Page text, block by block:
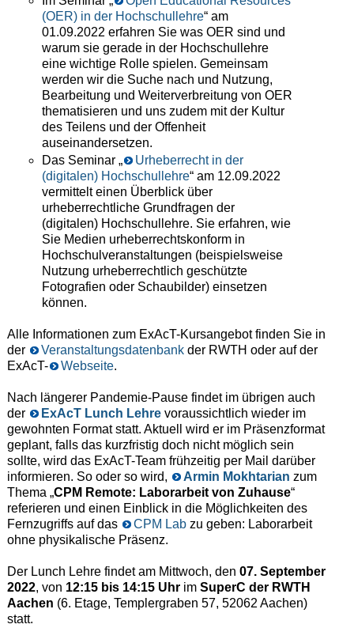
(OER) in der Hochschullehre“ am
01.09.2022 erfahren Sie was OER sind und
warum sie gerade in der Hochschullehre
eine wichtige Rolle spielen. Gemeinsam
werden wir die Suche nach und Nutzung,
Bearbeitung und Weiterverbreitung von OER
thematisieren und uns zudem mit der Kultur
des Teilens und der Offenheit
auseinandersetzen.
Das Seminar „
Urheberrecht in der
(digitalen) Hochschullehre“ am 12.09.2022
vermittelt einen Überblick über
urheberrechtliche Grundfragen der
(digitalen) Hochschullehre. Sie erfahren, wie
Sie Medien urheberrechtskonform in
Hochschulveranstaltungen (beispielsweise
Nutzung urheberrechtlich geschützte
Fotografien oder Schaubilder) einsetzen
können.
Alle Informationen zum ExAcT-Kursangebot finden Sie in
der
Veranstaltungsdatenbankder RWTH oder auf der
ExAcT-
Webseite.
Nach längerer Pandemie-Pause findet im übrigen auch
der
ExAcT Lunch Lehrevoraussichtlich wieder im
gewohnten Format statt. Aktuell wird er im Präsenzformat
geplant, falls das kurzfristig doch nicht möglich sein
sollte, wird das ExAcT-Team frühzeitig per Mail darüber
informieren. So oder so wird,
Armin Mokhtarian zum
Thema „CPM Remote: Laborarbeit von Zuhause“
referieren und einen Einblick in die Möglichkeiten des
Fernzugriffs auf das
CPM Labzu geben: Laborarbeit
ohne physikalische Präsenz.
Der Lunch Lehre findet am Mittwoch, den 07. September
2022, von 12:15 bis 14:15 Uhrim SuperC der RWTH
Aachen (6. Etage, Templergraben 57, 52062 Aachen)
statt.